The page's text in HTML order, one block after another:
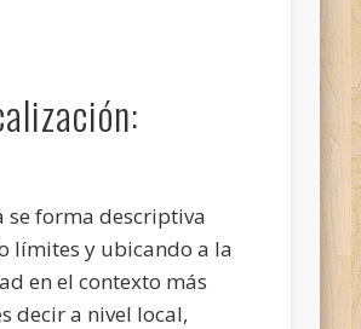
se forma descriptiva
límites y ubicando a la
en el contexto más
decir a nivel local,